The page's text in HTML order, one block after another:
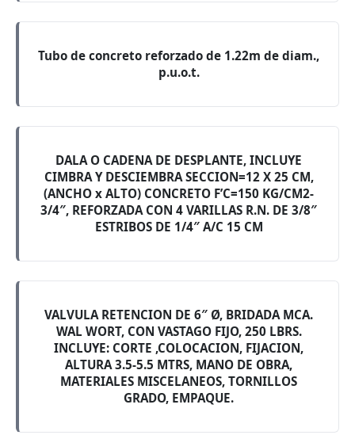
Tubo de concreto reforzado de 1.22m de diam.,
p.u.o.t.
DALA O CADENA DE DESPLANTE, INCLUYE
CIMBRA Y DESCIEMBRA SECCION=12 X 25 CM,
(ANCHO x ALTO) CONCRETO F’C=150 KG/CM2-
3/4″, REFORZADA CON 4 VARILLAS R.N. DE 3/8″
ESTRIBOS DE 1/4″ A/C 15 CM
VALVULA RETENCION DE 6″ Ø, BRIDADA MCA.
WAL WORT, CON VASTAGO FIJO, 250 LBRS.
INCLUYE: CORTE ,COLOCACION, FIJACION,
ALTURA 3.5-5.5 MTRS, MANO DE OBRA,
MATERIALES MISCELANEOS, TORNILLOS
GRADO, EMPAQUE.